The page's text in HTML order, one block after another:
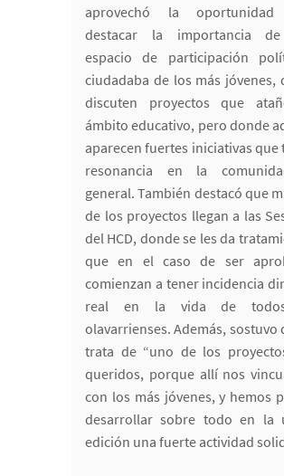
aprovechó la oportunidad
destacar la importancia
espacio de participación
ciudadaba de los más jóvenes,
discuten proyectos que
ámbito educativo, pero donde
aparecen fuertes iniciativas que
resonancia en la
general. También destacó que
de los proyectos llegan a las
del HCD, donde se les da
que en el caso de ser
comienzan a tener incidencia
real en la vida de
olavarrienses. Además, sostuvo
trata de “uno de los
queridos, porque allí nos
con los más jóvenes, y hemos
desarrollar sobre todo en la
edición una fuerte actividad